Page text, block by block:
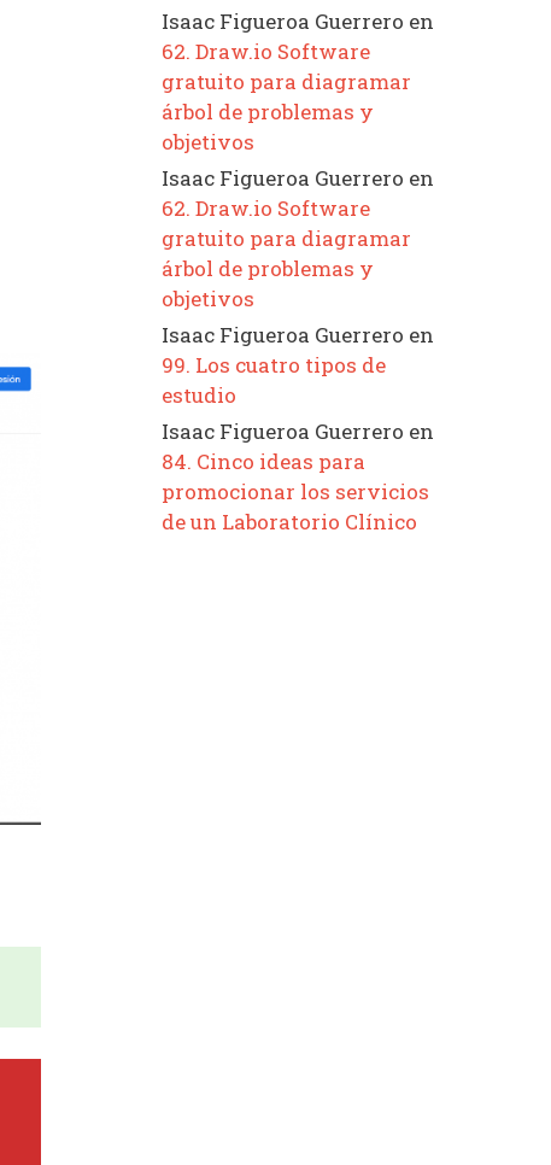
Isaac Figueroa Guerrero en
62. Draw.io Software
gratuito para diagramar
árbol de problemas y
objetivos
Isaac Figueroa Guerrero en
62. Draw.io Software
gratuito para diagramar
árbol de problemas y
objetivos
Isaac Figueroa Guerrero en
99. Los cuatro tipos de
estudio
Isaac Figueroa Guerrero en
84. Cinco ideas para
promocionar los servicios
de un Laboratorio Clínico